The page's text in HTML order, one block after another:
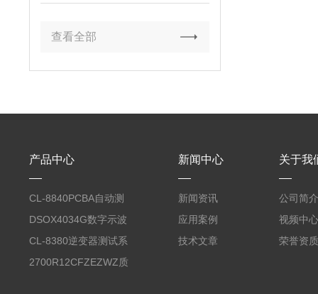
查看全部
产品中心
CL-8840PCBA自动测
试台系统
DSOX4034G数字示波
器
CL-8380逆变器测试系
统台
2700R12CFZEZWZ质
新闻中心
新闻资讯
应用案例
技术文章
关于我
公司简介
视频中心
荣誉资质